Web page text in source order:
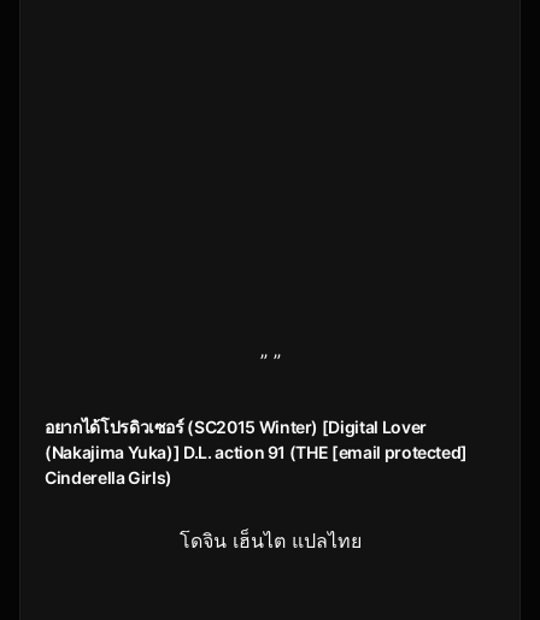
” ”
อยากได้โปรดิวเซอร์ (SC2015 Winter) [Digital Lover
(Nakajima Yuka)] D.L. action 91 (THE [email protected]
Cinderella Girls)
โดจิน เฮ็นไต แปลไทย